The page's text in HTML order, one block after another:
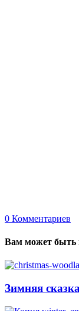
0 Комментариев
Вам может быть
Зимняя